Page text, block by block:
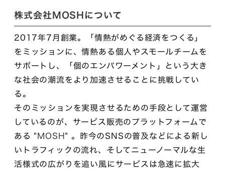
株式会社MOSHについて
2017年7月創業。「情熱がめぐる経済をつくる」
をミッションに、情熱ある個人やスモールチームを
サポートし、「個のエンパワーメント」という大き
な社会の潮流をより加速させることに挑戦してい
る。
そのミッションを実現させるための手段として運営
しているのが、サービス販売のプラットフォームで
ある "MOSH" 。昨今のSNSの普及などによる新し
いトラフィックの流れ、そしてニューノーマルな生
活様式の広がりを追い風にサービスは急速に拡大